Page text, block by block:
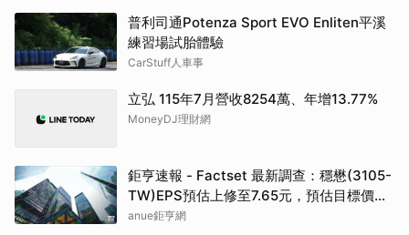
普利司通Potenza Sport EVO Enliten平溪
練習場試胎體驗
CarStuff人車事
立弘 115年7月營收8254萬、年增13.77%
MoneyDJ理財網
鉅亨速報 - Factset 最新調查：穩懋(3105-
TW)EPS預估上修至7.65元，預估目標價為
417.5元
anue鉅亨網